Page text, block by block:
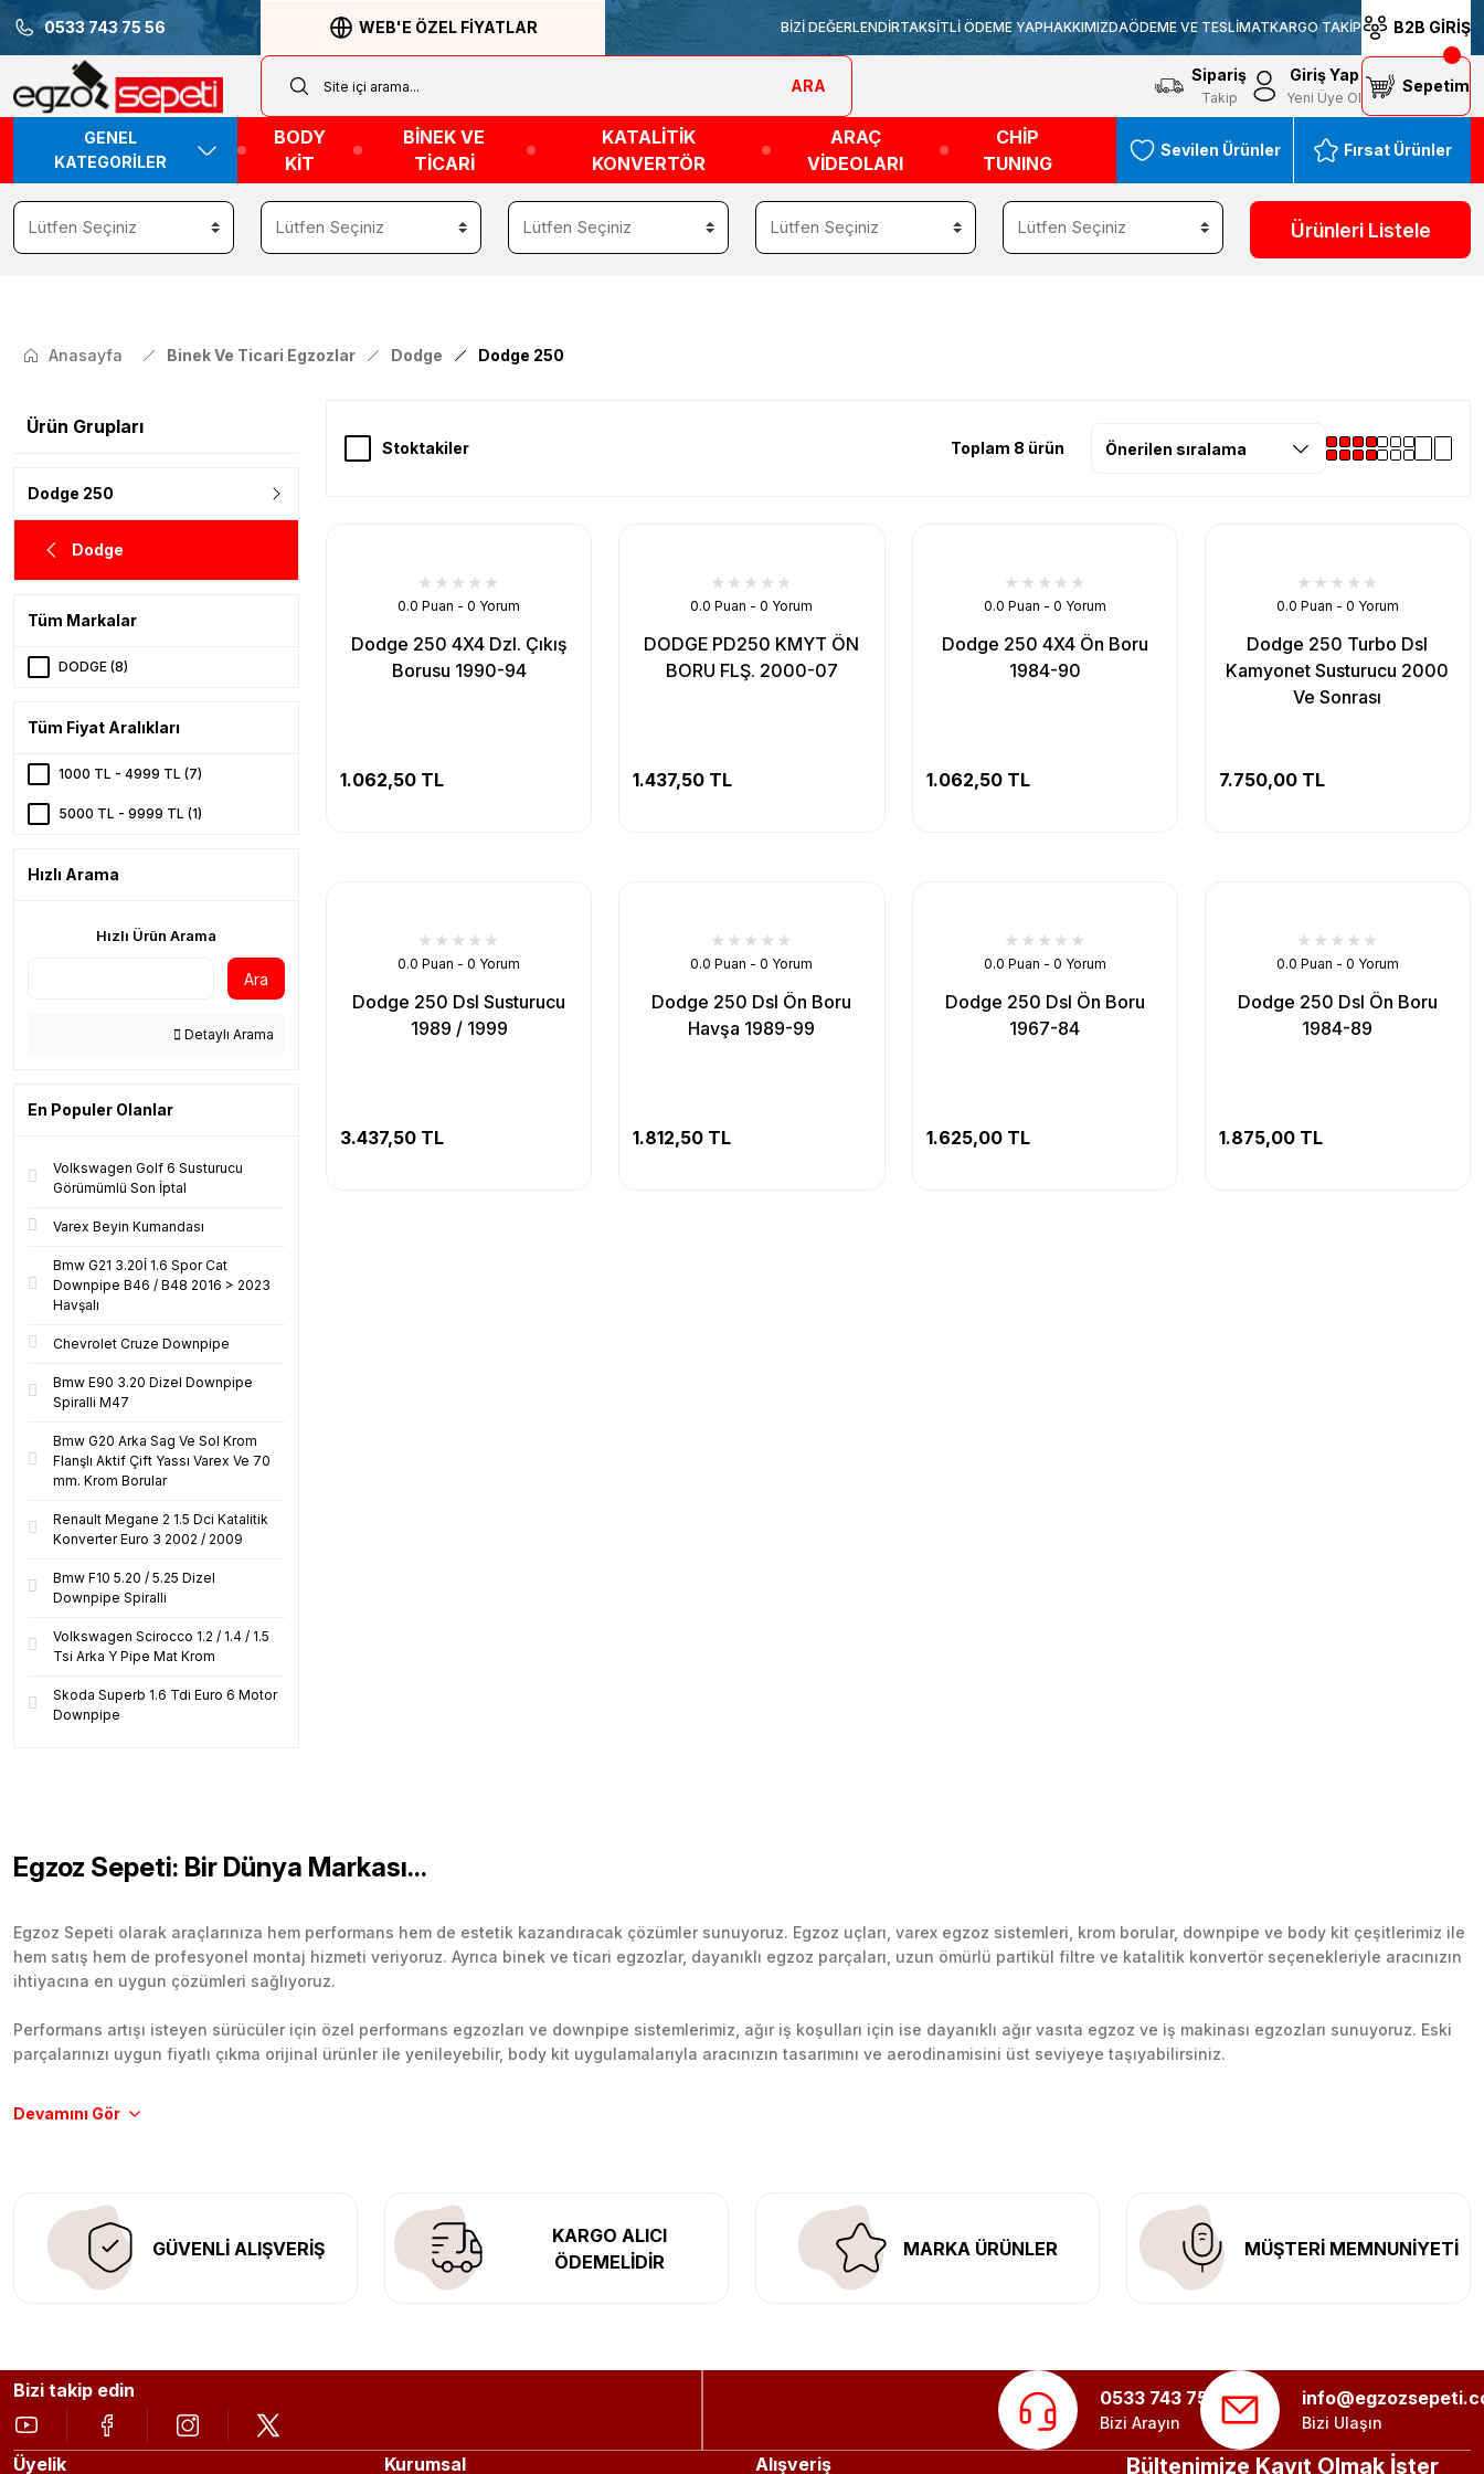
0533 743 75 56 WEB'E ÖZEL FİYATLAR BİZİ DEĞERLENDİRTAKSİTLİ ÖDEME YAPHAKKIMIZDAÖDEME VE TESLİMATKARGO TAKİP B2B GİRİŞ
ARA
Sipariş
Takip
Giriş Yap
Yeni Üye Ol
Sepetim
GENEL
KATEGORİLER
BODY
KİT
BİNEK VE
TİCARİ
KATALİTİK
KONVERTÖR
ARAÇ
VİDEOLARI
CHİP
TUNING
Sevilen Ürünler Fırsat Ürünler
Ürünleri Listele
Anasayfa Binek Ve Ticari Egzozlar Dodge Dodge 250
Ürün Grupları
Dodge 250
Dodge
Tüm Markalar
DODGE (8)
Tüm Fiyat Aralıkları
1000 TL - 4999 TL (7)
5000 TL - 9999 TL (1)
Hızlı Arama
Hızlı Ürün Arama
Ara
Detaylı Arama
En Populer Olanlar
Volkswagen Golf 6 Susturucu
Görümümlü Son İptal
Varex Beyin Kumandası
Bmw G21 3.20İ 1.6 Spor Cat
Downpipe B46 / B48 2016 > 2023
Havşalı
Chevrolet Cruze Downpipe
Bmw E90 3.20 Dizel Downpipe
Spiralli M47
Bmw G20 Arka Sag Ve Sol Krom
Flanşlı Aktif Çift Yassı Varex Ve 70
mm. Krom Borular
Renault Megane 2 1.5 Dci Katalitik
Konverter Euro 3 2002 / 2009
Bmw F10 5.20 / 5.25 Dizel
Downpipe Spiralli
Volkswagen Scirocco 1.2 / 1.4 / 1.5
Tsi Arka Y Pipe Mat Krom
Skoda Superb 1.6 Tdi Euro 6 Motor
Downpipe
Stoktakiler Toplam 8 ürün
0.0 Puan - 0 Yorum
Dodge 250 4X4 Dzl. Çıkış
Borusu 1990-94
1.062,50 TL
0.0 Puan - 0 Yorum
DODGE PD250 KMYT ÖN
BORU FLŞ. 2000-07
1.437,50 TL
0.0 Puan - 0 Yorum
Dodge 250 4X4 Ön Boru
1984-90
1.062,50 TL
0.0 Puan - 0 Yorum
Dodge 250 Turbo Dsl
Kamyonet Susturucu 2000
Ve Sonrası
7.750,00 TL
0.0 Puan - 0 Yorum
Dodge 250 Dsl Susturucu
1989 / 1999
3.437,50 TL
0.0 Puan - 0 Yorum
Dodge 250 Dsl Ön Boru
Havşa 1989-99
1.812,50 TL
0.0 Puan - 0 Yorum
Dodge 250 Dsl Ön Boru
1967-84
1.625,00 TL
0.0 Puan - 0 Yorum
Dodge 250 Dsl Ön Boru
1984-89
1.875,00 TL
Egzoz Sepeti: Bir Dünya Markası...
Egzoz Sepeti olarak araçlarınıza hem performans hem de estetik kazandıracak çözümler sunuyoruz. Egzoz uçları, varex egzoz sistemleri, krom borular, downpipe ve body kit çeşitlerimiz ile
hem satış hem de profesyonel montaj hizmeti veriyoruz. Ayrıca binek ve ticari egzozlar, dayanıklı egzoz parçaları, uzun ömürlü partikül filtre ve katalitik konvertör seçenekleriyle aracınızın
ihtiyacına en uygun çözümleri sağlıyoruz.
Performans artışı isteyen sürücüler için özel performans egzozları ve downpipe sistemlerimiz, ağır iş koşulları için ise dayanıklı ağır vasıta egzoz ve iş makinası egzozları sunuyoruz. Eski
parçalarınızı uygun fiyatlı çıkma orijinal ürünler ile yenileyebilir, body kit uygulamalarıyla aracınızın tasarımını ve aerodinamisini üst seviyeye taşıyabilirsiniz.
Tüm ürünlerimiz orijinal, dayanıklı ve uzun ömürlüdür. İstanbul’daki montaj merkezimizde profesyonel montaj yapıyor, Türkiye’nin her yerine güvenli kargo ile teslimat gerçekleştiriyoruz.
GÜVENLİ ALIŞVERİŞ
KARGO ALICI
ÖDEMELİDİR
MARKA ÜRÜNLER MÜŞTERİ MEMNUNİYETİ
Bizi takip edin 0533 743 75 56
Bizi Arayın Bizi Ulaşın
Üyelik Kurumsal Alışveriş Bültenimize Kayıt Olmak İster